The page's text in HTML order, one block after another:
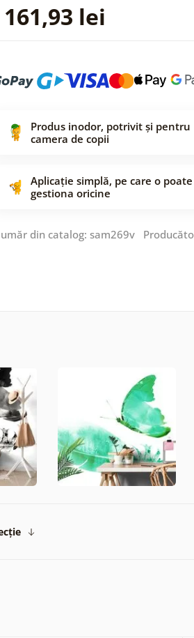
161,93 lei
Produs inodor, potrivit și pentru
camera de copii
Aplicație simplă, pe care o poate
gestiona oricine
din catalog: sam269v